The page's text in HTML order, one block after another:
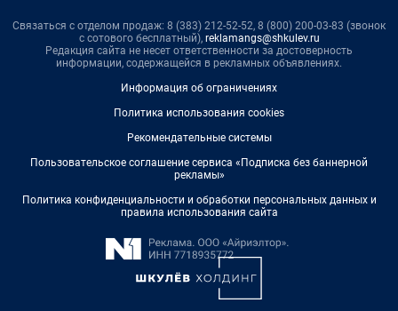
Связаться с отделом продаж: 8 (383) 212-52-52, 8 (800) 200-03-83 (звонок
с сотового бесплатный), reklamangs@shkulev.ru
Редакция сайта не несет ответственности за достоверность
информации, содержащейся в рекламных объявлениях.
Информация об ограничениях
Политика использования cookies
Рекомендательные системы
Пользовательское соглашение сервиса «Подписка без баннерной
рекламы»
Политика конфиденциальности и обработки персональных данных и
правила использования сайта